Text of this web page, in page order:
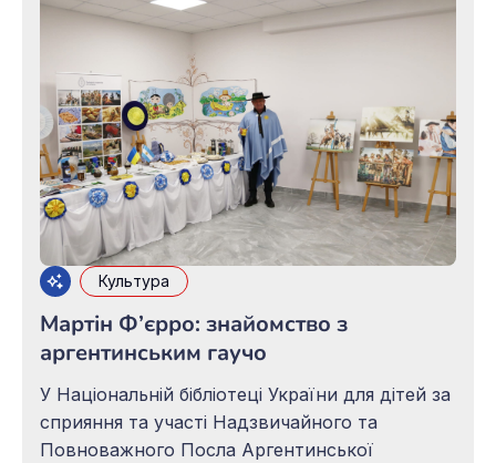
персонажами, героями улюблених дитячих
Культура
Мартін Ф’єрро: знайомство з
аргентинським гаучо
У Національній бібліотеці України для дітей за
сприяння та участі Надзвичайного та
Повноважного Посла Аргентинської